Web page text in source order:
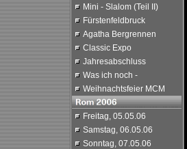
Mini - Slalom (Teil II)
Fürstenfeldbruck
Agatha Bergrennen
Classic Expo
Jahresabschluss
Was ich noch -
Weihnachtsfeier MCM
Freitag, 05.05.06
Samstag, 06.05.06
Sonntag, 07.05.06